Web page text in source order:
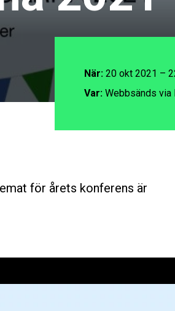
När: 20 okt 2021 –
Var: Webbsänds via
för årets konferens är